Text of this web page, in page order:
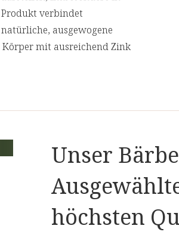
Produkt verbindet
ausgewogene
mit ausreichend Zink
Presslingen.
Nährwertangaben
Empfohlene Tagesdosis:
Inhalt pro Tagesdosis
Unser
höchsten